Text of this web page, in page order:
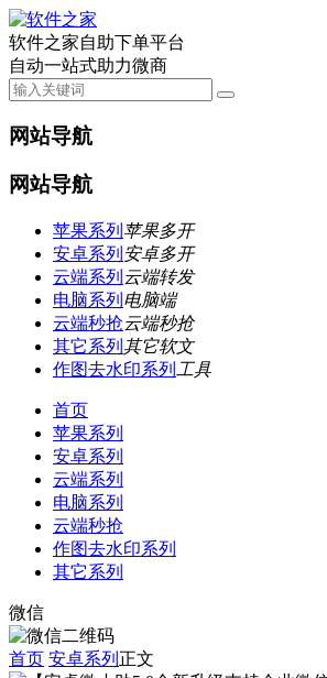
软件之家自助下单平台
自动一站式助力微商
网站导航
网站导航
苹果系列 苹果多开
安卓系列 安卓多开
云端系列 云端转发
电脑系列 电脑端
云端秒抢云端秒抢
其它系列 其它软文
作图去水印系列 工具
首页
苹果系列
安卓系列
云端系列
电脑系列
云端秒抢
作图去水印系列
其它系列
微信
首页 安卓系列 正文